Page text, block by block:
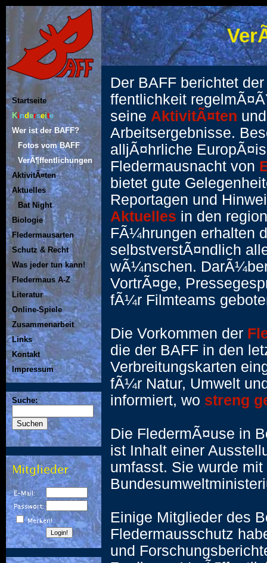
Startseite
Kinderseite
Wer ist der BAFF?
Fotos vom BAFF
VerÃ¶ffentlichungen
AktivitÃ¤ten
Aktuelles
Bat Night
Biologie
Fledermausarten
Schutz & Recht
Was jeder tun kann!
Fledermaus A-Z
Literatur
Online-Spiele
Zusammenarbeit
Links
Kontakt
Impressum
Suche:
Der BAFF berichtet
ffentlichkeit
seine AktivitÃ¤ten und
Arbeitsergebnisse.
alljÃ¤hrliche
Fledermausnacht von
bietet gute
Reportagen und
Aktuelles in den
FÃ¼hrungen erhalten
selbstverstÃ¤ndlich
wÃ¼nschen.
VortrÃ¤ge,
fÃ¼r Filmteams
Die Vorkommen der
die der BAFF in den
Verbreitungskarten
fÃ¼r Natur, Umwelt
informiert, wo streng
Die FledermÃ¤use in
ist Inhalt einer
umfasst. Sie wurde
Einige Mitglieder des
Fledermausschutz
und